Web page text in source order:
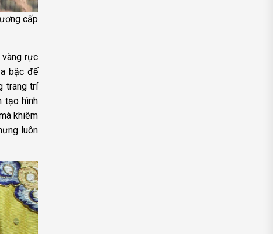
cấp
vàng rực
bậc đế
trang trí
tạo hình
khiêm
luôn